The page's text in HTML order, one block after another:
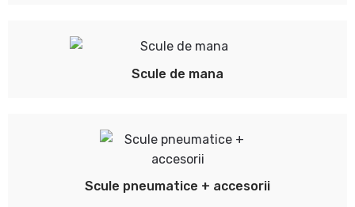
Scule de mana
Scule pneumatice + accesorii